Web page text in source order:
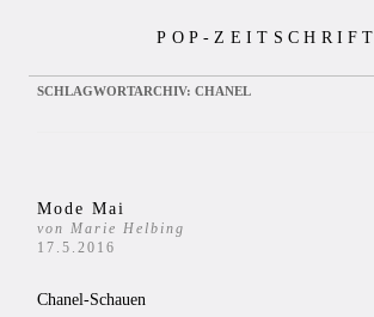
POP-ZEITSCHRIFT
SCHLAGWORTARCHIV: CHANEL
Mode Mai
von Marie Helbing
17.5.2016
Chanel-Schauen